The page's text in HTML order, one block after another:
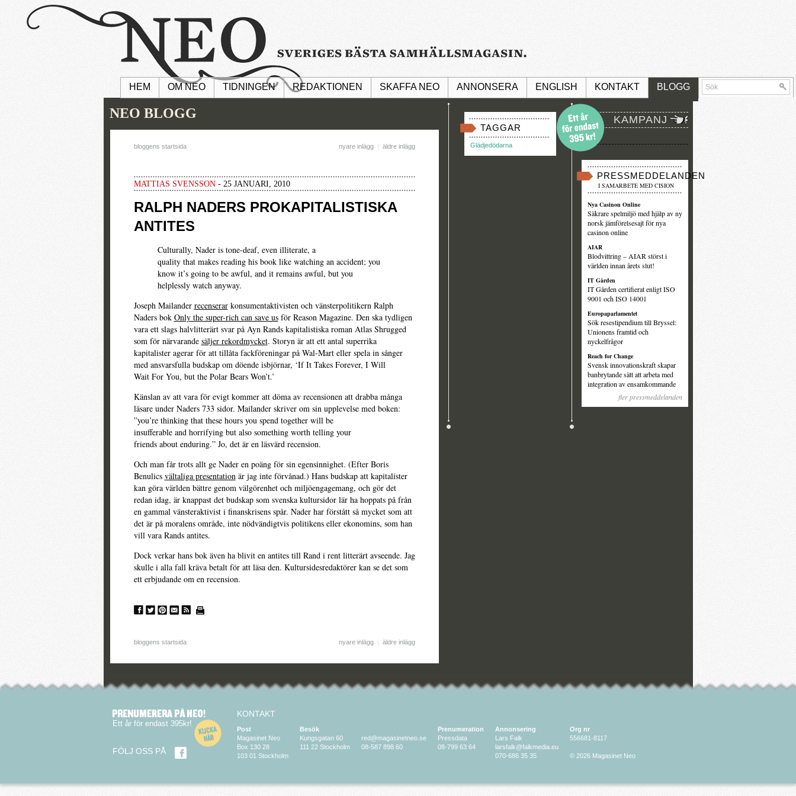
HEM OM NEO TIDNINGEN REDAKTIONEN SKAFFA NEO ANNONSERA ENGLISH KONTAKT BLOGG
NEO BLOGG
bloggens startsida nyare inlägg | äldre inlägg
MATTIAS SVENSSON- 25 JANUARI, 2010
RALPH NADERS PROKAPITALISTISKA
ANTITES
Culturally, Nader is tone-deaf, even illiterate, a
quality that makes reading his book like watching an accident; you
know it’s going to be awful, and it remains awful, but you
helplessly watch anyway.
Joseph Mailander recenserarkonsumentaktivisten och vänsterpolitikern Ralph
Naders bok Only the super-rich can save usför Reason Magazine. Den ska tydligen
vara ett slags halvlitterärt svar på Ayn Rands kapitalistiska roman Atlas Shrugged
som för närvarande säljer rekordmycket. Storyn är att ett antal superrika
kapitalister agerar för att tillåta fackföreningar på Wal-Mart eller spela in sånger
med ansvarsfulla budskap om döende isbjörnar, ‘If It Takes Forever, I Will
Wait For You, but the Polar Bears Won’t.’
Känslan av att vara för evigt kommer att döma av recensionen att drabba många
läsare under Naders 733 sidor. Mailander skriver om sin upplevelse med boken:
”you’re thinking that these hours you spend together will be
insufferable and horrifying but also something worth telling your
friends about enduring.” Jo, det är en läsvärd recension.
Och man får trots allt ge Nader en poäng för sin egensinnighet. (Efter Boris
Benulics vältaliga presentationär jag inte förvånad.) Hans budskap att kapitalister
kan göra världen bättre genom välgörenhet och miljöengagemang, och gör det
redan idag, är knappast det budskap som svenska kultursidor lär ha hoppats på från
en gammal vänsteraktivist i finanskrisens spår. Nader har förstått så mycket som att
det är på moralens område, inte nödvändigtvis politikens eller ekonomins, som han
vill vara Rands antites.
Dock verkar hans bok även ha blivit en antites till Rand i rent litterärt avseende. Jag
skulle i alla fall kräva betalt för att läsa den. Kultursidesredaktörer kan se det som
ett erbjudande om en recension.
bloggens startsida nyare inlägg | äldre inlägg
TAGGAR
Glädjedödarna
KAMPANJ
PRESSMEDDELANDEN
I SAMARBETE MED CISION
Nya Casinon Online
Säkrare spelmiljö med hjälp av ny
norsk jämförelsesajt för nya
casinon online
AIAR
Blodvittring – AIAR störst i
världen innan årets slut!
IT Gården
IT Gården certifierat enligt ISO
9001 och ISO 14001
Europaparlamentet
Sök resestipendium till Bryssel:
Unionens framtid och
nyckelfrågor
Reach for Change
Svensk innovationskraft skapar
banbrytande sätt att arbeta med
integration av ensamkommande
fler pressmeddelanden
Ett år för endast 395kr!
FÖLJ OSS PÅ
KONTAKT
Post
Magasinet Neo
Box 130 28
103 01 Stockholm
Besök
Kungsgatan 60
111 22 Stockholm
red@magasinetneo.se
08-587 898 60
Prenumeration
Pressdata
08-799 63 64
Annonsering
Lars Falk
larsfalk@falkmedia.eu
070-686 35 35
Org nr
556681-8117
© 2026 Magasinet Neo